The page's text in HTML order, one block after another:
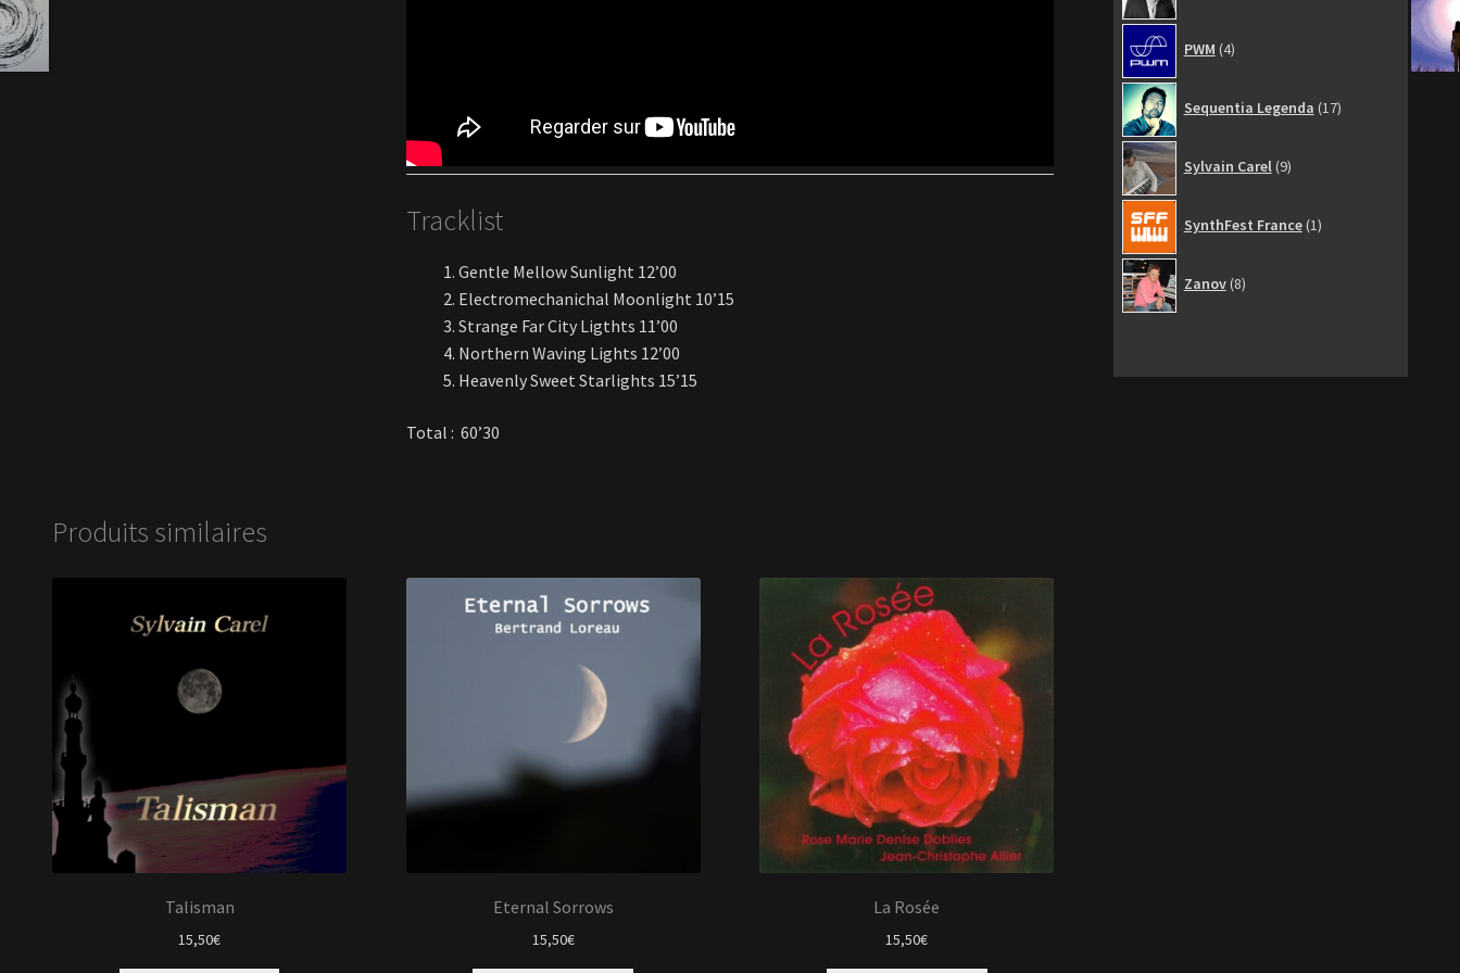
Tracklist
Gentle Mellow Sunlight 12’00
Electromechanichal Moonlight 10’15
Strange Far City Ligthts 11’00
Northern Waving Lights 12’00
Heavenly Sweet Starlights 15’15
Total : 60’30
Produits similaires
Talisman
15,50€
Eternal Sorrows
15,50€
La Rosée
15,50€
PWM 4produits
Sequentia Legenda 17produits
Sylvain Carel 9produits
SynthFest France 1produit
Zanov 8produits